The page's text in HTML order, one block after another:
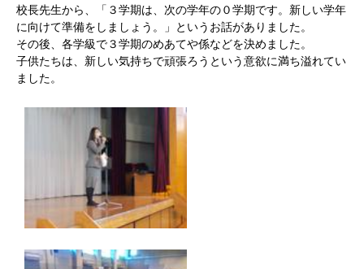
校長先生から、「３学期は、次の学年の０学期です。新しい学年
に向けて準備をしましょう。」というお話がありました。
その後、各学級で３学期のめあてや係などを決めました。
子供たちは、新しい気持ちで頑張ろうという意欲に満ち溢れてい
ました。